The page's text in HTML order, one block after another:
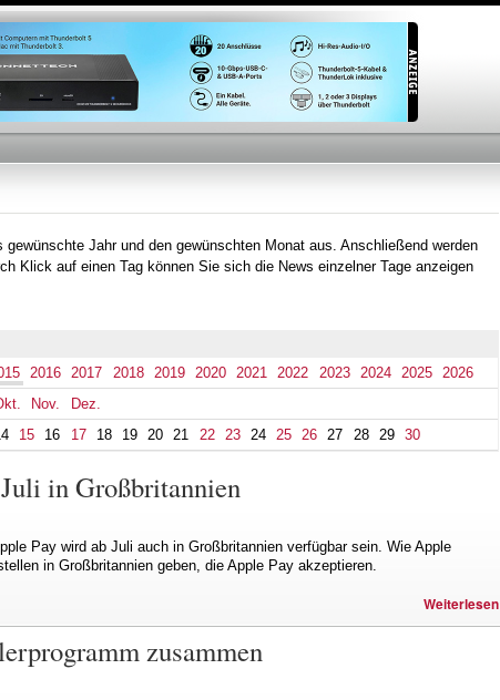
Direkt
zum
Inhalt
Jahr und den gewünschten Monat aus. Anschließend werden
Klick auf einen Tag können Sie sich die News einzelner Tage anzeigen
2016 2017 2018 2019 2020 2021 2022 2023 2024 2025
2026
Nov.
Dez.
15 16 17 18 19 20 21 22 23 24 25 26 27 28 29 30
in Großbritannien
Pay wird ab Juli auch in Großbritannien verfügbar sein. Wie Apple
in Großbritannien geben, die Apple Pay akzeptieren.
Weiterlesen
zusammen